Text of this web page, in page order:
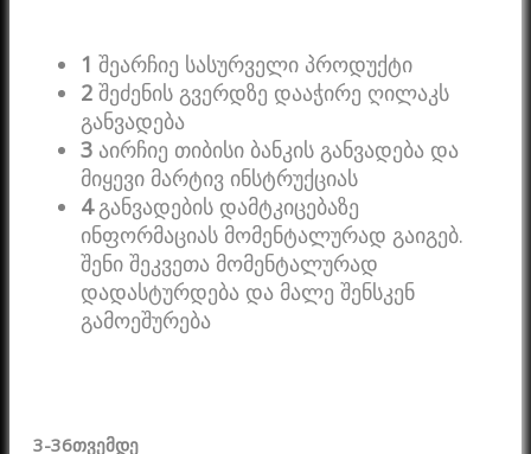
1 შეარჩიე სასურველი პროდუქტი
2 შეძენის გვერდზე დააჭირე ღილაკს
განვადება
3 აირჩიე თიბისი ბანკის განვადება და
მიყევი მარტივ ინსტრუქციას
4განვადების დამტკიცებაზე
ინფორმაციას მომენტალურად გაიგებ.
შენი შეკვეთა მომენტალურად
დადასტურდება და მალე შენსკენ
გამოეშურება
3-36თვემდე